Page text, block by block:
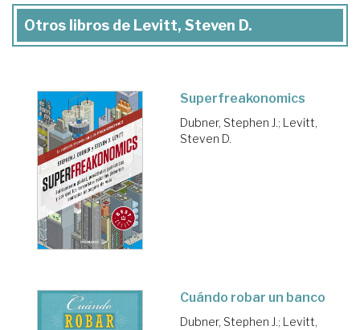
Otros libros de Levitt, Steven D.
Superfreakonomics
Dubner, Stephen J.; Levitt,
Steven D.
Cuándo robar un banco
Dubner, Stephen J.; Levitt,